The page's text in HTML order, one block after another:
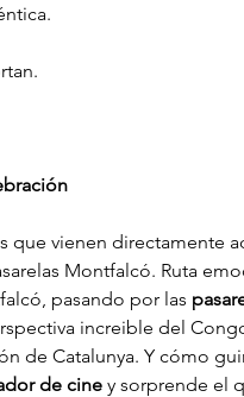
que vienen directamente
Montfalcó. Ruta
pasando por las
increible del
de Catalunya. Y cómo
de cine y sorprende el